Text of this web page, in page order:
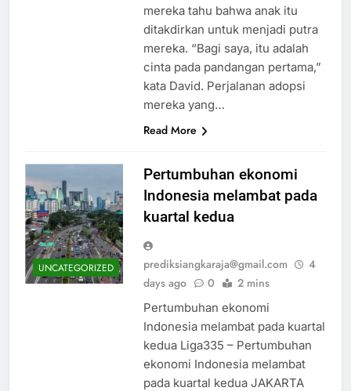
mereka tahu bahwa anak itu
ditakdirkan untuk menjadi putra
mereka. “Bagi saya, itu adalah
cinta pada pandangan pertama,”
kata David. Perjalanan adopsi
mereka yang…
Read More
UNCATEGORIZED
Pertumbuhan ekonomi
Indonesia melambat pada
kuartal kedua
prediksiangkaraja@gmail.com
4
days ago
0 2 mins
Pertumbuhan ekonomi
Indonesia melambat pada kuartal
kedua Liga335 – Pertumbuhan
ekonomi Indonesia melambat
pada kuartal kedua JAKARTA